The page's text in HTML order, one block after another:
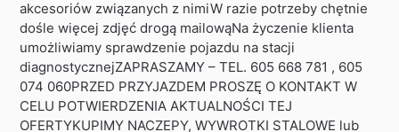
akcesoriów związanych z nimiW razie potrzeby chętnie
dośle więcej zdjęć drogą mailowąNa życzenie klienta
umożliwiamy sprawdzenie pojazdu na stacji
diagnostycznejZAPRASZAMY – TEL. 605 668 781 , 605
074 060PRZED PRZYJAZDEM PROSZĘ O KONTAKT W
CELU POTWIERDZENIA AKTUALNOŚCI TEJ
OFERTYKUPIMY NACZEPY, WYWROTKI STALOWE lub